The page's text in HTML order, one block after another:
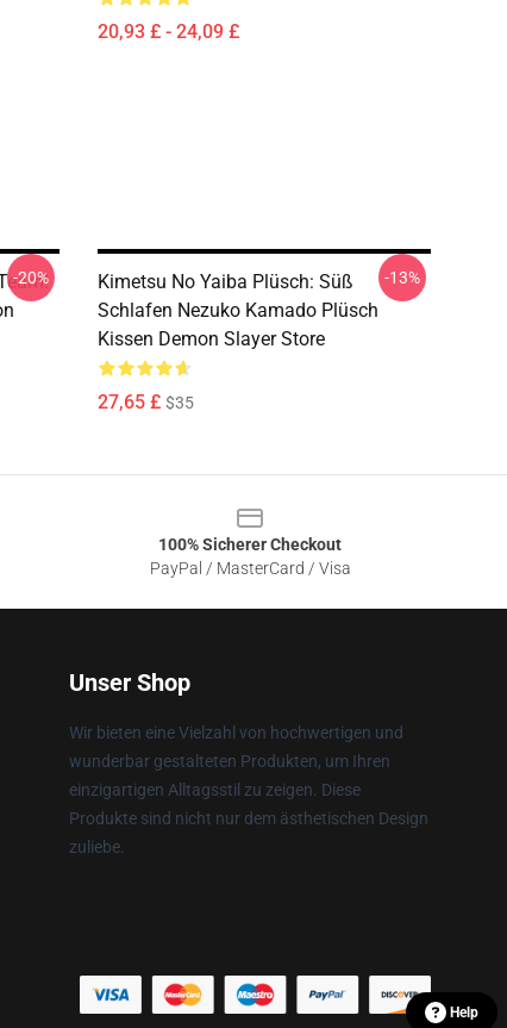
20,93 £ - 24,09 £
-20%
Kimetsu No Yaiba Plüsch: Süß
Schlafen Nezuko Kamado Plüsch
Kissen Demon Slayer Store
27,65 £ $35
-13%
100% Sicherer Checkout
PayPal / MasterCard / Visa
Unser Shop
Wir bieten eine Vielzahl von hochwertigen und
wunderbar gestalteten Produkten, um Ihren
einzigartigen Alltagsstil zu zeigen. Diese
Produkte sind nicht nur dem ästhetischen Design
zuliebe.
Help